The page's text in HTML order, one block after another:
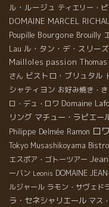
ル・ルージュ ティエリー・
DOMAINE MARCEL
Poupille Bourgone Brouilly
Lau ル・タン・デ・スリーズ
Mailloles passion
さん ビストロ・ブリュタル
シャティヨン お好み焼き・き
ロ・デュ・ロワ Domaine
リング マチュー・ラピエー
Philippe Delmée Ramon ロ
Tokyo Musashikoyama
エスポア・ゴトーツアー
ーバン Leonis DOMAINE
ルジャール ラモン・サヴェド
ラ・セネシャリエール マス